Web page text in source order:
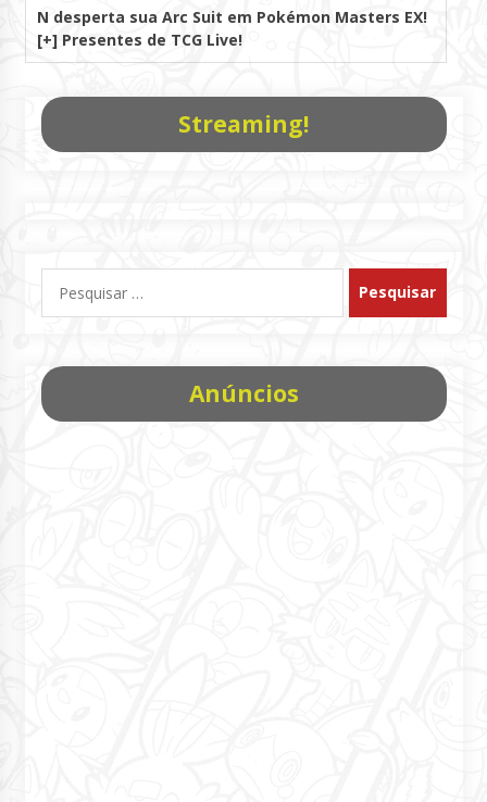
N desperta sua Arc Suit em Pokémon Masters EX!
[+] Presentes de TCG Live!
Streaming!
por:
Anúncios